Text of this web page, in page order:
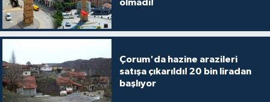
olmadı!
Çorum'da hazine arazileri
satışa çıkarıldı! 20 bin liradan
başlıyor